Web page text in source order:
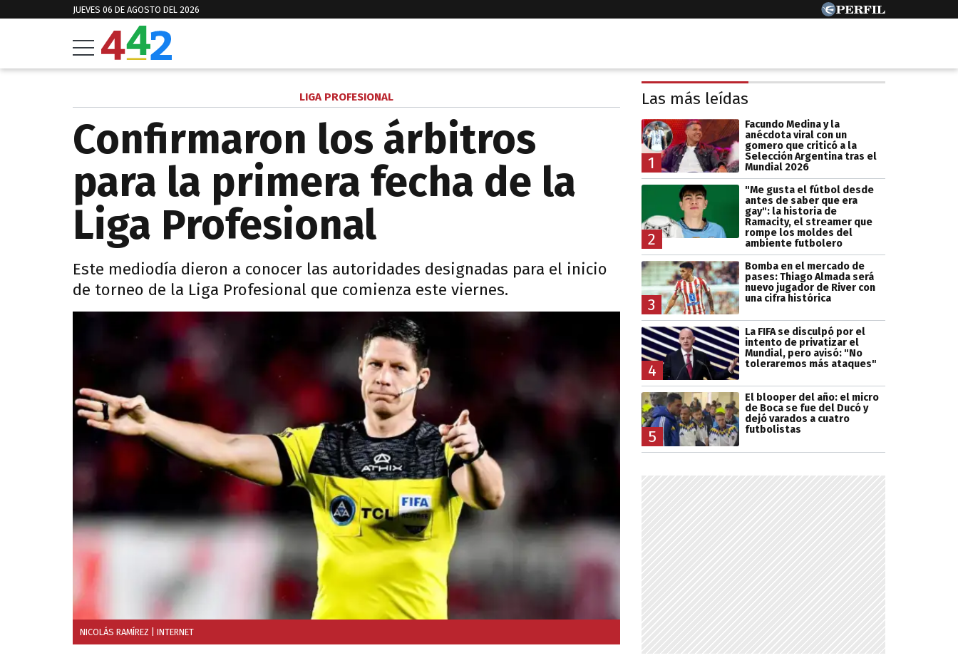
JUEVES 06 DE AGOSTO DEL 2026
LIGA PROFESIONAL
Confirmaron los árbitros
para la primera fecha de la
Liga Profesional
Este mediodía dieron a conocer las autoridades designadas para el inicio
de torneo de la Liga Profesional que comienza este viernes.
NICOLÁS RAMÍREZ | INTERNET
Las más leídas
1
Facundo Medina y la
anécdota viral con un
gomero que criticó a la
Selección Argentina tras el
Mundial 2026
2
"Me gusta el fútbol desde
antes de saber que era
gay": la historia de
Ramacity, el streamer que
rompe los moldes del
ambiente futbolero
3
Bomba en el mercado de
pases: Thiago Almada será
nuevo jugador de River con
una cifra histórica
4
La FIFA se disculpó por el
intento de privatizar el
Mundial, pero avisó: "No
toleraremos más ataques"
5
El blooper del año: el micro
de Boca se fue del Ducó y
dejó varados a cuatro
futbolistas